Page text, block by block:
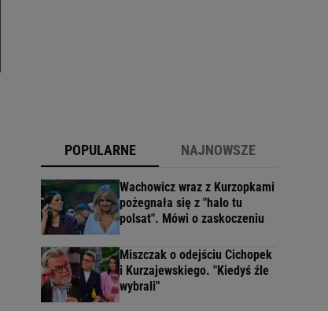
POPULARNE NAJNOWSZE
Wachowicz wraz z Kurzopkami
pożegnała się z "halo tu
polsat". Mówi o zaskoczeniu
Miszczak o odejściu Cichopek
i Kurzajewskiego. "Kiedyś źle
wybrali"